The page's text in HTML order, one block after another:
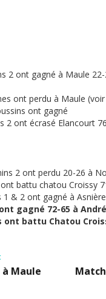
2 ont gagné à Maule
ont perdu à Maule
ont gagné
2 ont écrasé Elancourt
2 ont perdu 20-26 à
battu chatou Croissy
1 & 2 ont gagné à
gagné 72-65 à
ont battu Chatou
à Maule